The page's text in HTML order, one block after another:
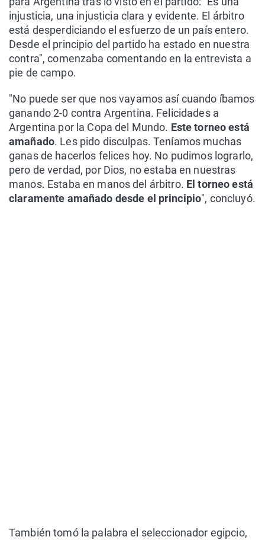
injusticia, una injusticia clara y evidente. El árbitro
está desperdiciando el esfuerzo de un país entero.
Desde el principio del partido ha estado en nuestra
contra", comenzaba comentando en la entrevista a
pie de campo.
"No puede ser que nos vayamos así cuando íbamos
ganando 2-0 contra Argentina. Felicidades a
Argentina por la Copa del Mundo. Este torneo está
amañado. Les pido disculpas. Teníamos muchas
ganas de hacerlos felices hoy. No pudimos lograrlo,
pero de verdad, por Dios, no estaba en nuestras
manos. Estaba en manos del árbitro. El torneo está
claramente amañado desde el principio", concluyó.
También tomó la palabra el seleccionador egipcio,